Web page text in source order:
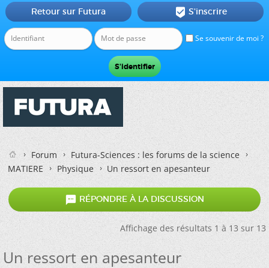
Se souvenir de moi ?
Retour sur Futura  S'inscrire
Forum
Futura-Sciences : les forums de la science
MATIERE
Physique Un ressort en apesanteur
 RÉPONDRE À LA DISCUSSION
Affichage des résultats 1 à 13 sur 13
Un ressort en apesanteur